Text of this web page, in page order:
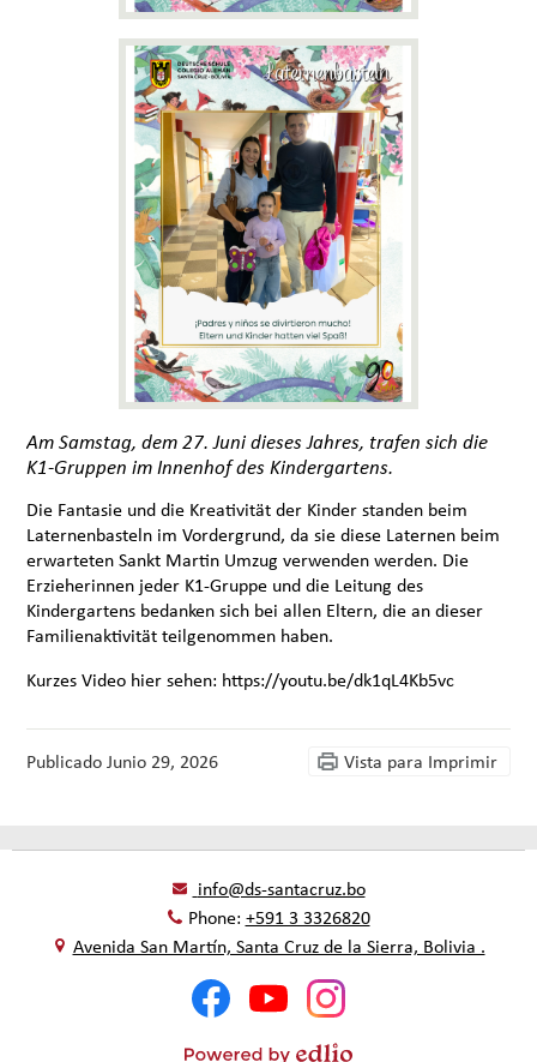
Am Samstag, dem 27. Juni dieses Jahres, trafen sich die
K1-Gruppen im Innenhof des Kindergartens.
Die Fantasie und die Kreativität der Kinder standen beim
Laternenbasteln im Vordergrund, da sie diese Laternen beim
erwarteten Sankt Martin Umzug verwenden werden. Die
Erzieherinnen jeder K1-Gruppe und die Leitung des
Kindergartens bedanken sich bei allen Eltern, die an dieser
Familienaktivität teilgenommen haben.
Kurzes Video hier sehen: https://youtu.be/dk1qL4Kb5vc
PublicadoJunio 29, 2026 Vista para Imprimir
info@ds-santacruz.bo
Phone: +591 3 3326820
Avenida San Martín, Santa Cruz de la Sierra, Bolivia .
Social
Media
FacebookYouTubeInstagram